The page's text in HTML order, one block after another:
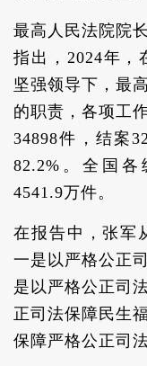
最高人民法院院
指出，2024年，
坚强领导下，最
的职责，各项工
34898件，结案
82.2%。全国
4541.9万件。
在报告中，张军
一是以严格公正
是以严格公正司
正司法保障民生
保障严格公正司